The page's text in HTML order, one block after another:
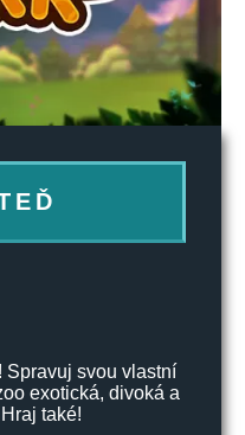
Spravuj svou vlastní
exotická, divoká a
také!